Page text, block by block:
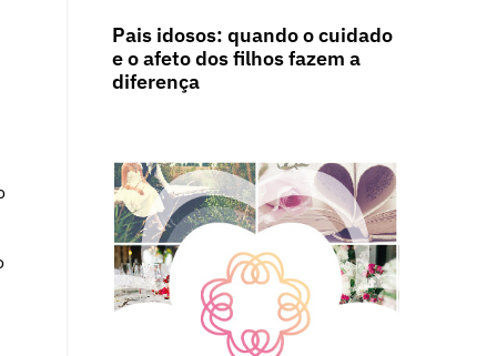
Pais idosos: quando o cuidado
e o afeto dos filhos fazem a
diferença